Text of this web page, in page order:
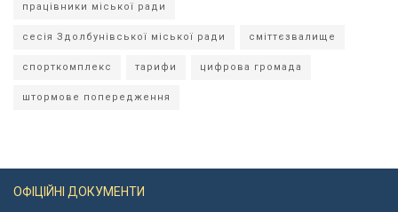
працівники міської ради
сесія Здолбунівської міської ради сміттєзвалище
спорткомплекс тарифи цифрова громада
штормове попередження
ОФІЦІЙНІ ДОКУМЕНТИ